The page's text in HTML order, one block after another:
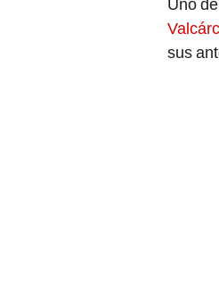
sus